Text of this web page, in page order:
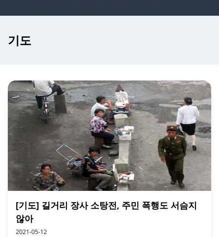
기도
[기도] 길거리 장사 소탕전, 주민 폭행도 서슴지
않아
2021-05-12